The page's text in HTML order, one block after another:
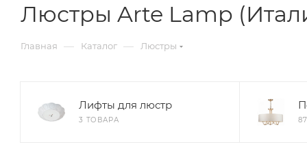
Люстры Arte Lamp
Главная — Каталог — Люстры
Лифты для люстр
3 ТОВАРА